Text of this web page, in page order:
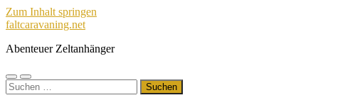
Zum Inhalt springen
faltcaravaning.net
Abenteuer Zeltanhänger
Mobile-
Menü
Suchfeld
ein-/ausblenden
Suchen
nach: